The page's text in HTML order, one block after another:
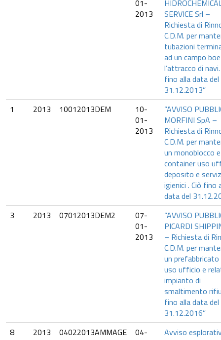
01-
2013
SERVICE Srl –
Richiesta di
C.D.M. per
tubazioni
ad un campo
l’attracco di
fino alla data del
31.12.2013”
1
2013 10012013DEM
10-
01-
2013
“AVVISO
MORFINI SpA –
Richiesta di
C.D.M. per
un monoblocco
container uso
deposito e
igienici . Ciò fino
data del
3
2013 07012013DEM2
07-
01-
2013
“AVVISO
PICARDI
– Richiesta di
C.D.M. per
un prefabbricato
uso ufficio e
impianto di
smaltimento
fino alla data del
31.12.2016”
8
2013 04022013AMMAGE
04-
Avviso